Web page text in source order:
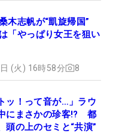
木志帆が“凱旋帰国”
「やっぱり女王を狙い
(火) 16時58分 8
ッ！って音が…」ラウ
にまさかの珍客!? 都
頭の上のセミと“共演”